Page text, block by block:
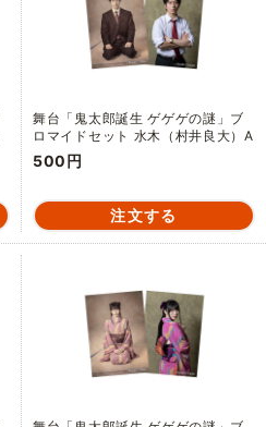
舞台「鬼太郎誕生 ゲゲゲの謎」ブ
ロマイドセット 水木（村井良大）A
500円